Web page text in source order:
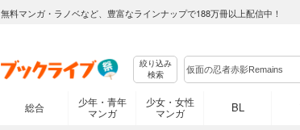
無料マンガ・ラノベなど、豊富なラインナップで188万冊以上配信中！
絞り込み
検索
総合
少年・青年
マンガ
少女・女性
マンガ
BL